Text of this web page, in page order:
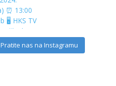
Pratite nas na Instagramu